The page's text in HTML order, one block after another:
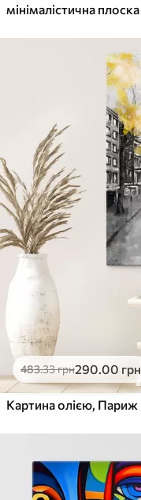
483.33грн290.00 грн
Картина олією, Париж